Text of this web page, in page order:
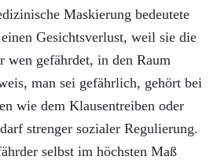
Maskierung bedeutete
Gesichtsverlust, weil sie die
wen gefährdet, in den Raum
man sei gefährlich, gehört bei
wie dem Klausentreiben oder
strenger sozialer Regulierung.
selbst im höchsten Maß